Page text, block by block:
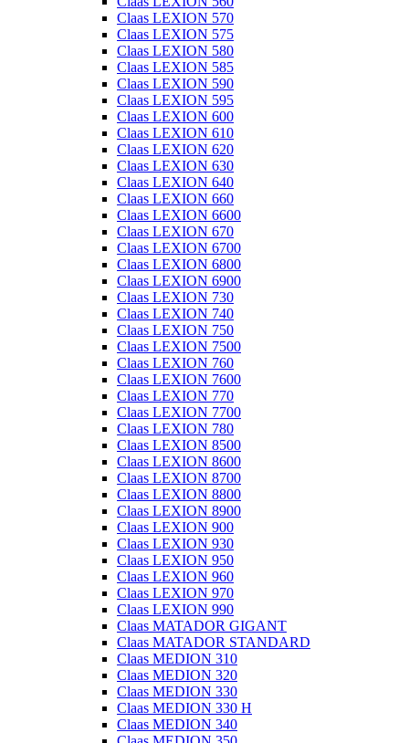
Claas LEXION 570
Claas LEXION 575
Claas LEXION 580
Claas LEXION 585
Claas LEXION 590
Claas LEXION 595
Claas LEXION 600
Claas LEXION 610
Claas LEXION 620
Claas LEXION 630
Claas LEXION 640
Claas LEXION 660
Claas LEXION 6600
Claas LEXION 670
Claas LEXION 6700
Claas LEXION 6800
Claas LEXION 6900
Claas LEXION 730
Claas LEXION 740
Claas LEXION 750
Claas LEXION 7500
Claas LEXION 760
Claas LEXION 7600
Claas LEXION 770
Claas LEXION 7700
Claas LEXION 780
Claas LEXION 8500
Claas LEXION 8600
Claas LEXION 8700
Claas LEXION 8800
Claas LEXION 8900
Claas LEXION 900
Claas LEXION 930
Claas LEXION 950
Claas LEXION 960
Claas LEXION 970
Claas LEXION 990
Claas MATADOR GIGANT
Claas MATADOR STANDARD
Claas MEDION 310
Claas MEDION 320
Claas MEDION 330
Claas MEDION 330 H
Claas MEDION 340